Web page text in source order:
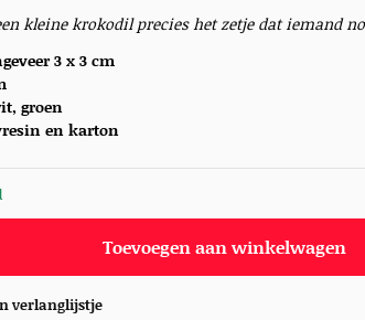
kleine krokodil precies het zetje dat iemand
3 x 3 cm
groen
en karton
Toevoegen aan winkelwagen
verlanglijstje